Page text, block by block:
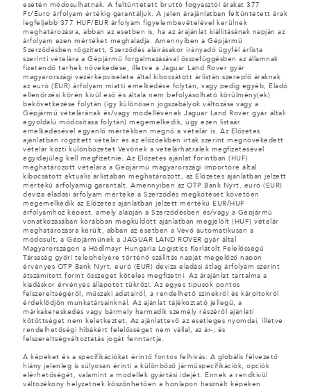
esetén módosulhatnak. A feltüntetett bruttó fogyasztói árakat 377
Ft/Euro árfolyam értékig garantáljuk. A jelen árajánlatban feltüntetett árak
legfeljebb 377 HUF/EUR árfolyam figyelembevételével kerülnek
meghatározásra, abban az esetben is, ha az árajánlat kiállításának napján az
árfolyam ezen mértéket meghaladja. Amennyiben a Gépjármű
Szerződésben rögzített, Szerződés aláírásakor irányadó ügyfél árlista
szerinti vételára a Gépjármű forgalmazásával összefüggésben az államnak
fizetendő terhek növekedése, illetve a Jaguar Land Rover gyár
magyarországi vezérképviselete által kibocsátott árlistán szereplő áraknak
az euró (EUR) árfolyam miatti emelkedése folytán, vagy pedig egyéb, Eladó
ellenőrzési körén kívül eső és általa nem befolyásolható körülmény(ek)
bekövetkezése folytán (így különösen jogszabályok változása vagy a
Gépjármű vételárának és/vagy modellévének Jaguar Land Rover gyár általi
egyoldalú módosítása folytán) megemelkedik, úgy ezen listaár
emelkedésével egyenlő mértékben megnő a vételár is. Az Előzetes
ajánlatban rögzített vételár és az előzőekben írtak szerint megnövekedett
vételár közti különbözetet Vevőnek a vételárhátralék megfizetésével
egyidejűleg kell megfizetnie. Az Előzetes ajánlat forintban (HUF)
meghatározott vételára a Gépjármű magyarországi importőre által
kibocsátott aktuális árlistában meghatározott, az Előzetes ajánlatban jelzett
mértékű árfolyamig garantált. Amennyiben az OTP Bank Nyrt. euró (EUR)
deviza eladási árfolyam mértéke a Szerződés megkötését követően
megemelkedik az Előzetes ajánlatban jelzett mértékű EUR/HUF
árfolyamhoz képest, amely alapján a Szerződésben és/vagy a Gépjármű
vonatkozásában korábban megküldött ajánlatban megjelölt (HUF) vételár
meghatározásra került, abban az esetben a Vevő automatikusan a
módosult, a Gépjárműnek a JAGUAR LAND ROVER gyár által
Magyarországon a Hödlmayr Hungária Logistics Korlátolt Felelősségű
Társaság győri telephelyére történő szállítás napját megelőző napon
érvényes OTP Bank Nyrt. euró (EUR) deviza eladási átlag árfolyam szerint
átszámított forint összeget köteles megfizetni. Az árajánlat tartalma a
kiadáskor érvényes állapotot tükrözi. Az egyes típusok pontos
felszereltségéről, műszaki adatairól, a rendelhető színekről és kárpitokról
érdeklődjön munkatársainknál. Az ajánlat tájékoztató jellegű, a
márkakereskedés vagy bármely harmadik személy részéről ajánlati
kötöttséget nem keletkeztet. Az ajánlattevő az esetleges nyomdai, illetve
rendelhetőségi hibákért felelősséget nem vállal, az ár-, és
felszereltségváltoztatás jogát fenntartja.
A képeket és a specifikációkat érintő fontos felhívás: A globális félvezető
hiány jelenleg is súlyosan érinti a különböző járműspecifikációk, opciók
elérhetőségét, valamint a modellek gyártási idejét. Ennek a rendkívül
változékony helyzetnek köszönhetően a honlapon használt képeken